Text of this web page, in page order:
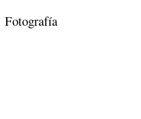
Fotografía